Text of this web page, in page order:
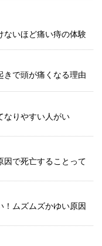
ないほど痛い痔の体験
きで頭が痛くなる理由
なりやすい人がい
因で死亡することって
！ムズムズかゆい原因